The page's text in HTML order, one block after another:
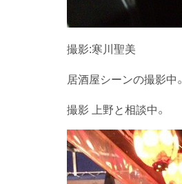
撮影:寒川聖美
居酒屋シーンの撮影中。
撮影 上野と相談中。